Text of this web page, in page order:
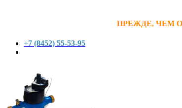
ПРЕЖДЕ, ЧЕМ
+7 (8452) 55-53-95